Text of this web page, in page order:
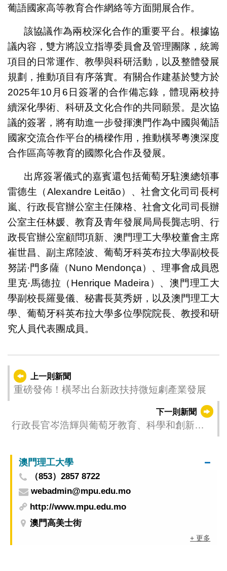
葡語國家高等教育合作網絡等方面開展合作。
該協議作為兩校深化合作的重要平台。根據協
議內容，雙方將設立指導委員會及管理團隊，統籌
項目的日常運作、教學與科研活動，以及整體發展
規劃，推動項目有序落實。有關合作建基於雙方於
2025年10月6日簽署的合作備忘錄，體現兩校持
續深化學術、科研及文化合作的共同願景。是次協
議的簽署，將有助進一步發揮澳門作為中國與葡語
國家交流合作平台的橋樑作用，推動橫琴粵澳深度
合作區高等教育的國際化合作及發展。
出席簽署儀式的嘉賓還包括葡萄牙駐澳總領事
雷德生（Alexandre Leitão）、社會文化司司長柯
嵐、行政長官辦公室主任陳格、社會文化司司長辦
公室主任林媛、教育及青年發展局局長龔志明、行
政長官辦公室顧問項新、澳門理工大學校董會主席
崔世昌、副主席陸波、葡萄牙科英布拉大學副校長
努諾·門多薩（Nuno Mendonça）、理事會成員恩
里克·馬德拉（Henrique Madeira）、澳門理工大
學副校長羅曼儀、秘書長莫秀妍，以及澳門理工大
學、葡萄牙科英布拉大學多位學院院長、教授和研
究人員代表團成員。
上一則新聞
重磅發佈！橫琴出台新政扶持微短劇產業發展
下一則新聞
行政長官岑浩輝與葡萄牙教育、科學和創新部
澳門理工大學
（853）2857 8722
webadmin@mpu.edu.mo
http://www.mpu.edu.mo
澳門高美士街
+ 更多